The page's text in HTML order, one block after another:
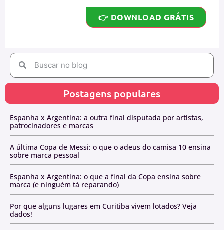
👉 DOWNLOAD GRÁTIS
Postagens populares
Espanha x Argentina: a outra final disputada por artistas,
patrocinadores e marcas
A última Copa de Messi: o que o adeus do camisa 10 ensina
sobre marca pessoal
Espanha x Argentina: o que a final da Copa ensina sobre
marca (e ninguém tá reparando)
Por que alguns lugares em Curitiba vivem lotados? Veja
dados!